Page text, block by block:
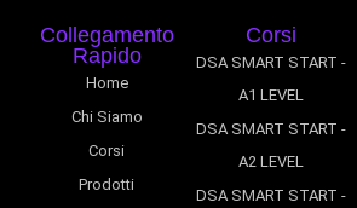
Collegamento
Rapido
Home
Chi Siamo
Corsi
Prodotti
Corsi
DSA SMART START -
A1 LEVEL
DSA SMART START -
A2 LEVEL
DSA SMART START -